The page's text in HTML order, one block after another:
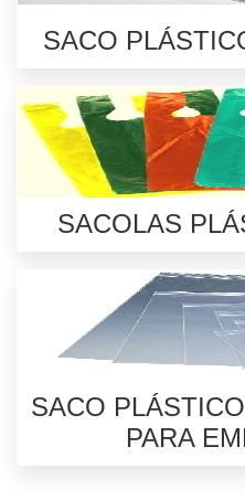
SACO
SACOLAS
SACO
PARA